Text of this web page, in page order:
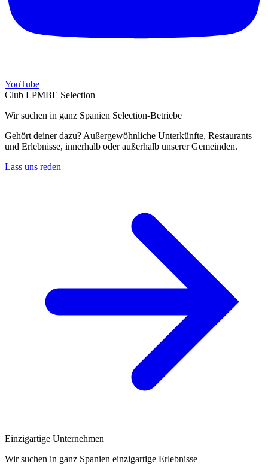
YouTube
Club LPMBE Selection
Wir suchen in ganz Spanien Selection-Betriebe
Gehört deiner dazu? Außergewöhnliche Unterkünfte, Restaurants
und Erlebnisse, innerhalb oder außerhalb unserer Gemeinden.
Lass uns reden
Einzigartige Unternehmen
Wir suchen in ganz Spanien einzigartige Erlebnisse